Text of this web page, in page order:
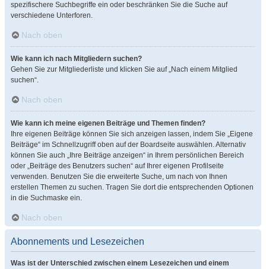
spezifischere Suchbegriffe ein oder beschränken Sie die Suche auf
verschiedene Unterforen.
Nach oben
Wie kann ich nach Mitgliedern suchen?
Gehen Sie zur Mitgliederliste und klicken Sie auf „Nach einem Mitglied
suchen“.
Nach oben
Wie kann ich meine eigenen Beiträge und Themen finden?
Ihre eigenen Beiträge können Sie sich anzeigen lassen, indem Sie „Eigene
Beiträge“ im Schnellzugriff oben auf der Boardseite auswählen. Alternativ
können Sie auch „Ihre Beiträge anzeigen“ in Ihrem persönlichen Bereich
oder „Beiträge des Benutzers suchen“ auf Ihrer eigenen Profilseite
verwenden. Benutzen Sie die erweiterte Suche, um nach von Ihnen
erstellen Themen zu suchen. Tragen Sie dort die entsprechenden Optionen
in die Suchmaske ein.
Nach oben
Abonnements und Lesezeichen
Was ist der Unterschied zwischen einem Lesezeichen und einem